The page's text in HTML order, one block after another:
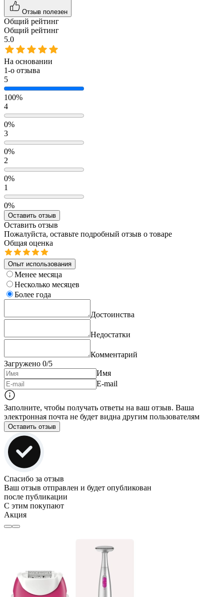
Отзыв полезен
Общий рейтинг
Общий рейтинг
5.0
На основании
1-о отзыва
5
100%
4
0%
3
0%
2
0%
1
0%
Оставить отзыв
Оставить отзыв
Пожалуйста, оставьте подробный отзыв о товаре
Общая оценка
Опыт использования
Менее месяца
Несколько месяцев
Более года
Достоинства
Недостатки
Комментарий
Загружено 0/5
Имя
E-mail
Заполните, чтобы получать ответы на ваш отзыв. Ваша
электронная почта не будет видна другим пользователям
Оставить отзыв
Спасибо за отзыв
Ваш отзыв отправлен и будет опубликован
после публикации
С этим покупают
Акция